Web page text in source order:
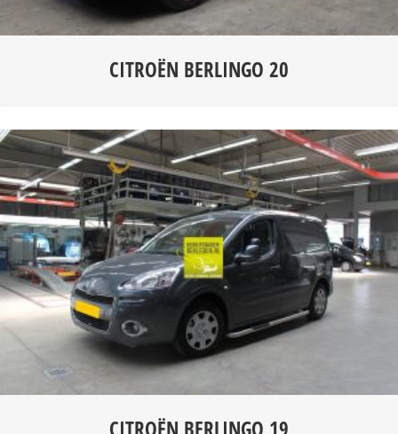
CITROËN BERLINGO 20